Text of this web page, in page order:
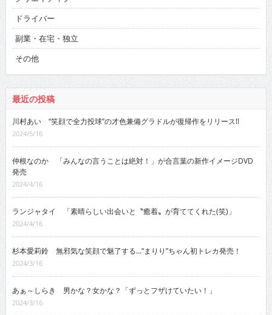
ドライバー
副業・在宅・独立
その他
最近の投稿
川村あい “笑顔で全力投球”の才色兼備グラドルが復帰作をリリース!!
2024/5/16
仲根なのか 「みんなの言うことは絶対！」が合言葉の新作イメージDVD
発売
2024/4/16
ランジャタイ 「素晴らしい出会いと〝癒着〟が育ててくれた(笑)」
2024/4/16
杉本愛莉鈴 無邪気な笑顔で魅了する…“まりり”ちゃん初トレカ発売！
2024/3/16
あぁ～しらき 男かな？女かな？「ずっとフザけていたい！」
2024/3/16